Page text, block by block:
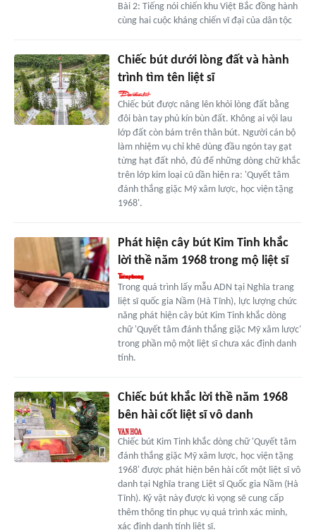
Bài 2: Tiếng nói chiến khu Việt Bắc đồng hành
cùng hai cuộc kháng chiến vĩ đại của dân tộc
Chiếc bút dưới lòng đất và hành
trình tìm tên liệt sĩ
Chiếc bút được nâng lên khỏi lòng đất bằng
đôi bàn tay phủ kín bùn đất. Không ai vội lau
lớp đất còn bám trên thân bút. Người cán bộ
làm nhiệm vụ chỉ khẽ dùng đầu ngón tay gạt
từng hạt đất nhỏ, đủ để những dòng chữ khắc
trên lớp kim loại cũ dần hiện ra: 'Quyết tâm
đánh thắng giặc Mỹ xâm lược, học viện tặng
1968'.
Phát hiện cây bút Kim Tinh khắc
lời thề năm 1968 trong mộ liệt sĩ
Trong quá trình lấy mẫu ADN tại Nghĩa trang
liệt sĩ quốc gia Nầm (Hà Tĩnh), lực lượng chức
năng phát hiện cây bút Kim Tinh khắc dòng
chữ 'Quyết tâm đánh thắng giặc Mỹ xâm lược'
trong phần mộ một liệt sĩ chưa xác định danh
tính.
Chiếc bút khắc lời thề năm 1968
bên hài cốt liệt sĩ vô danh
Chiếc bút Kim Tinh khắc dòng chữ 'Quyết tâm
đánh thắng giặc Mỹ xâm lược, học viện tặng
1968' được phát hiện bên hài cốt một liệt sĩ vô
danh tại Nghĩa trang Liệt sĩ Quốc gia Nầm (Hà
Tĩnh). Kỷ vật này được kì vọng sẽ cung cấp
thêm thông tin phục vụ quá trình xác minh,
xác định danh tính liệt sĩ.